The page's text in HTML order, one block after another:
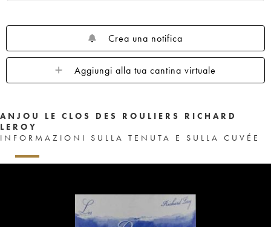
Crea una notifica
Aggiungi alla tua cantina virtuale
ANJOU LE CLOS DES ROULIERS RICHARD
LEROY
INFORMAZIONI SULLA TENUTA E SULLA CUVÉE